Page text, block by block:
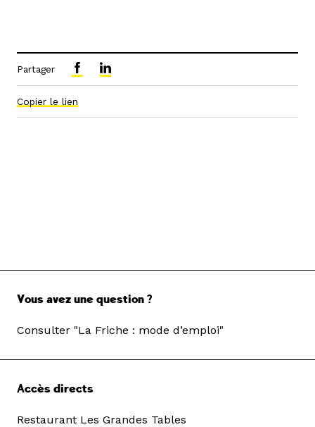
Partager
Copier le lien
Vous avez une question ?
Consulter "La Friche : mode d’emploi"
Accès directs
Restaurant Les Grandes Tables